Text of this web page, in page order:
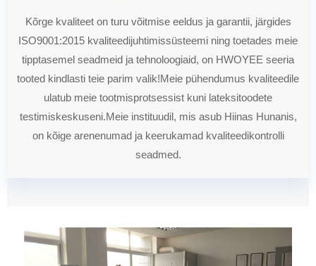
Kõrge kvaliteet on turu võitmise eeldus ja garantii, järgides
ISO9001:2015 kvaliteedijuhtimissüsteemi ning toetades meie
tipptasemel seadmeid ja tehnoloogiaid, on HWOYEE seeria
tooted kindlasti teie parim valik!Meie pühendumus kvaliteedile
ulatub meie tootmisprotsessist kuni lateksitoodete
testimiskeskuseni.Meie instituudil, mis asub Hiinas Hunanis,
on kõige arenenumad ja keerukamad kvaliteedikontrolli
seadmed.